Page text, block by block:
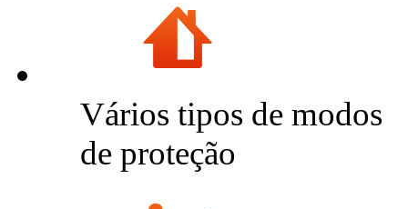
Vários tipos de modos
de proteção